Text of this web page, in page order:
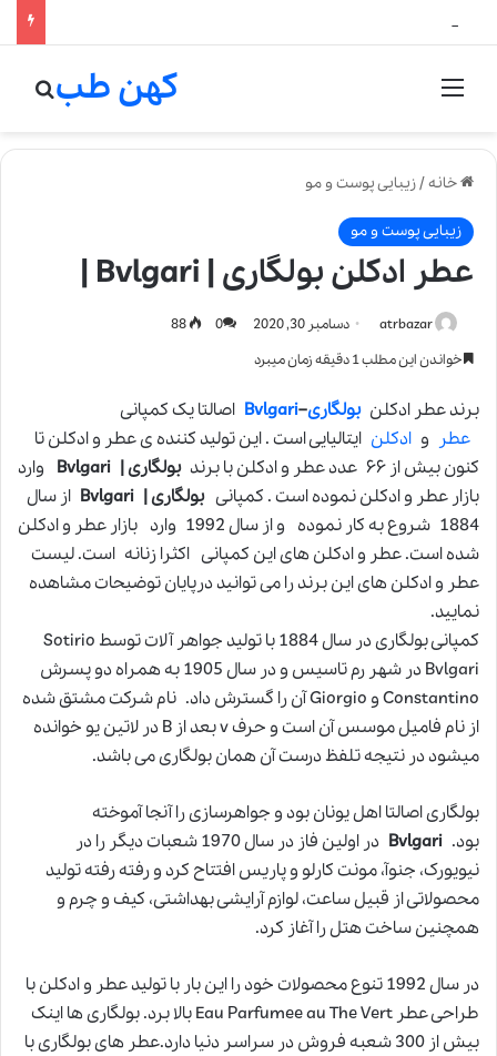
منو کهن طب
خانه/زیبایی پوست و مو
زیبایی پوست و مو
عطر ادکلن بولگاری | Bvlgari |
atrbazar دسامبر 30, 2020 0
خواندن این مطلب 1 دقیقه زمان میبرد
برند عطر ادکلنبولگاری–
Bvlgari اصالتا یک کمپانی
عطر و ادکلن ایتالیایی است . این تولید کننده ی عطر و ادکلن تا
کنون بیش از ۶۶ عدد عطر و ادکلن با برند
بولگاری | Bvlgari
وارد
بازار عطر و ادکلن نموده است . کمپانیبولگاری | Bvlgari
از سال
1884 شروع به کار نموده و از سال 1992 وارد بازار عطر و ادکلن
شده است. عطر و ادکلن های این کمپانی اکثرا زنانه است. لیست
عطر و ادکلن های این برند را می توانید درپایان توضیحات مشاهده
نمایید.
کمپانی بولگاری در سال 1884 با تولید جواهر آلات توسط Sotirio
Bvlgari در شهر رم تاسیس و در سال 1905 به همراه دو پسرش
Constantino و Giorgio آن را گسترش داد. نام شرکت مشتق شده
از نام فامیل موسس آن است و حرف v بعد از B در لاتین یو خوانده
میشود در نتیجه تلفظ درست آن همان بولگاری می باشد.
بولگاری اصالتا اهل یونان بود و جواهرسازی را آنجا آموخته
بود. Bvlgari
در اولین فاز در سال 1970 شعبات دیگر را در
نیویورک، جنوآ، مونت کارلو و پاریس افتتاح کرد و رفته رفته تولید
محصولاتی از قبیل ساعت، لوازم آرایشی بهداشتی، کیف و چرم و
همچنین ساخت هتل را آغاز کرد.
در سال 1992 تنوع محصولات خود را این بار با تولید عطر و ادکلن با
طراحی عطر Eau Parfumee au The Vert بالا برد. بولگاری ها اینک
بیش از 300 شعبه فروش در سراسر دنیا دارد.عطر های بولگاری با